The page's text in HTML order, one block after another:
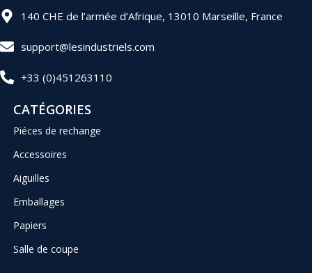
140 CHE de l’armée d’Afrique, 13010 Marseille, France
support@lesindustriels.com
+33 (0)451263110
CATÉGORIES
Piéces de rechange
Accessoires
Aiguilles
Emballages
Papiers
Salle de coupe